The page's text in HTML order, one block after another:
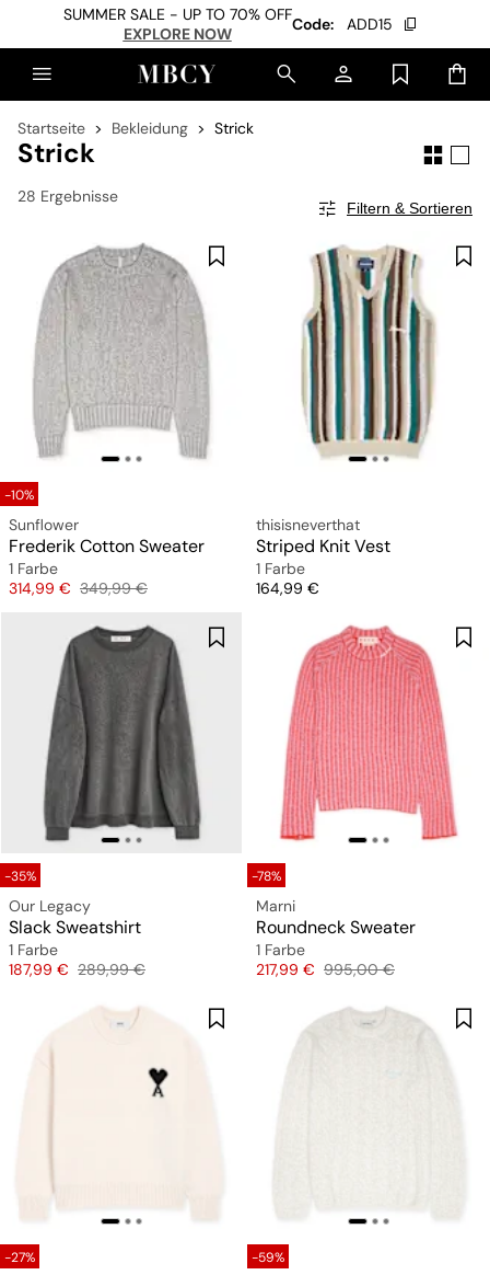
SUMMER SALE - UP TO 70% OFF
EXPLORE NOW
Code: ADD15
Startseite Bekleidung Strick
Strick
28 Ergebnisse
Filtern & Sortieren
-10%
Sunflower
Frederik Cotton Sweater
1 Farbe
Preis
314,99 € Originalpreis
349,99 €
thisisneverthat
Striped Knit Vest
1 Farbe
Preis
164,99 €
-35%
Our Legacy
Slack Sweatshirt
1 Farbe
Preis
187,99 € Originalpreis
289,99 €
-78%
Marni
Roundneck Sweater
1 Farbe
Preis
217,99 € Originalpreis
995,00 €
-27% -59%